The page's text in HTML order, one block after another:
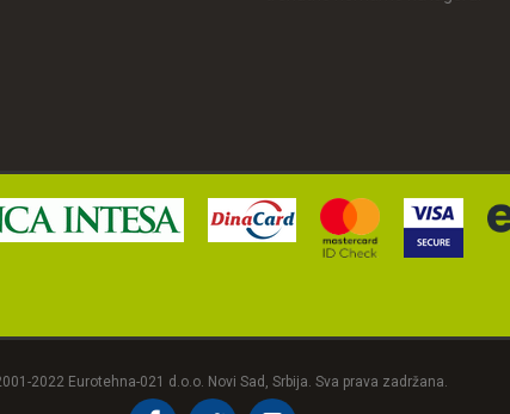
2022 Eurotehna-021 d.o.o. Novi Sad, Srbija. Sva prava zadržana.